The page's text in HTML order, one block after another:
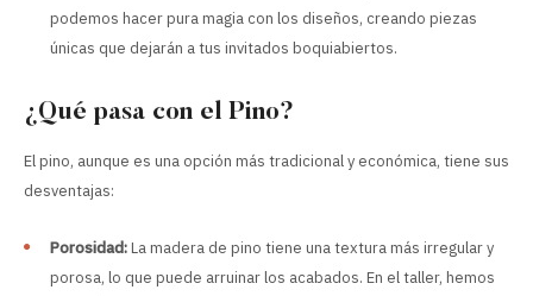
podemos hacer pura magia con los diseños, creando piezas
únicas que dejarán a tus invitados boquiabiertos.
¿Qué pasa con el Pino?
El pino, aunque es una opción más tradicional y económica, tiene sus
desventajas:
Porosidad:La madera de pino tiene una textura más irregular y
porosa, lo que puede arruinar los acabados. En el taller, hemos